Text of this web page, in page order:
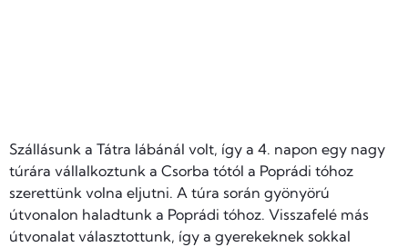
Szállásunk a Tátra lábánál volt, így a 4. napon egy nagy
túrára vállalkoztunk a Csorba tótól a Poprádi tóhoz
szerettünk volna eljutni. A túra során gyönyörú
útvonalon haladtunk a Poprádi tóhoz. Visszafelé más
útvonalat választottunk, így a gyerekeknek sokkal